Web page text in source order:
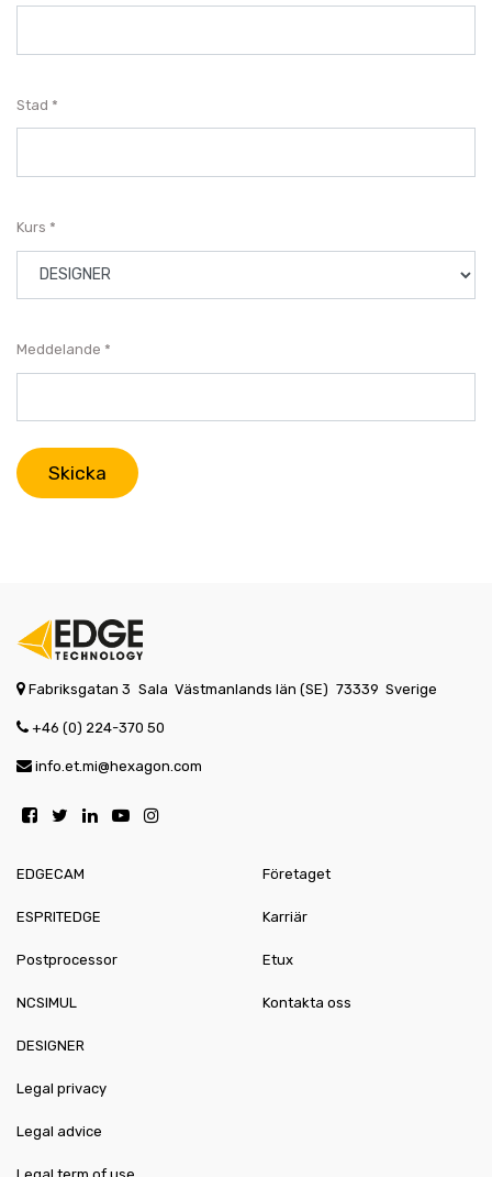
Stad
Kurs
Meddelande
Skicka
Fabriksgatan 3 Sala Västmanlands län (SE) 73339 Sverige
+46 (0) 224-370 50
info.et.mi@hexagon.com
EDGECAM
ESPRITEDGE
Postprocessor
NCSIMUL
DESIGNER
Företaget
Karriär
Etux
Kontakta oss
Legal privacy
Legal advice